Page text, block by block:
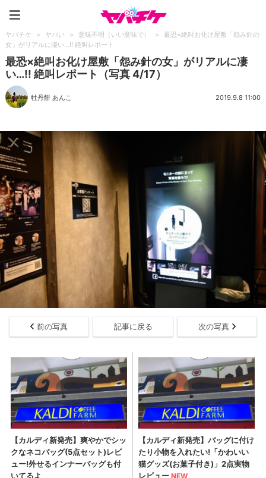
ヤバチケ > ヤバい > 意味不明（いい意味で） >
最恐×絶叫お化け屋敷「怨み針の
女」がリアルに凄い…!! 絶叫レポート
最恐×絶叫お化け屋敷「怨み針の女」がリアルに凄
い…!! 絶叫レポート（写真 4/17）
牡丹餅 あんこ 2019.9.8 11:00
前の写真 記事に戻る 次の写真